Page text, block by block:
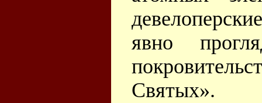
явно
Святых».